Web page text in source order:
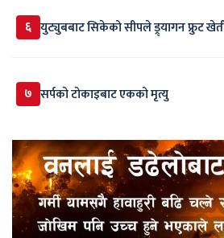
६ युट्युबबाट सिकेको सीपले ड्र्यागन फ्रुट
७ सर्पकाे टाेकाइबाट एकको मृत्यु